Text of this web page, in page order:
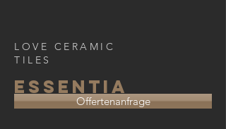
LOVE CERAMIC
TILES
essentia
Offertenanfrage